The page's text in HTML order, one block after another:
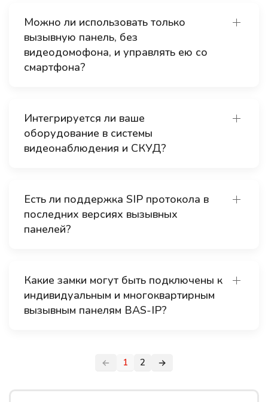
Можно ли использовать только
вызывную панель, без
видеодомофона, и управлять ею со
смартфона?
Интегрируется ли ваше
оборудование в системы
видеонаблюдения и СКУД?
Есть ли поддержка SIP протокола в
последних версиях вызывных
панелей?
Какие замки могут быть подключены к
индивидуальным и многоквартирным
вызывным панелям BAS-IP?
1 2